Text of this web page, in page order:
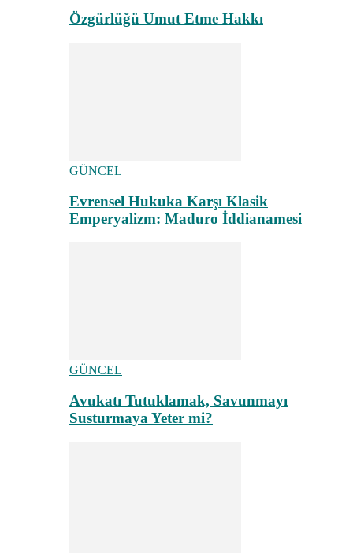
Özgürlüğü Umut Etme Hakkı
GÜNCEL
Evrensel Hukuka Karşı Klasik
Emperyalizm: Maduro İddianamesi
GÜNCEL
Avukatı Tutuklamak, Savunmayı
Susturmaya Yeter mi?